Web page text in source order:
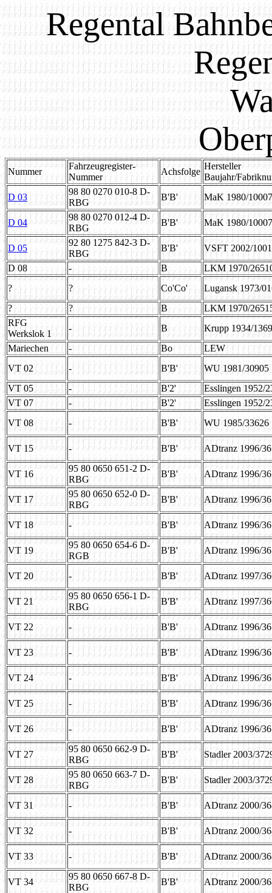
Regental
Nummer
Fahrzeugregister-
Nummer
Achsfolge
Hersteller
Baujahr/
D 03
98 80 0270 010-8 D-
RBG
B'B' MaK 1980/
D 04
98 80 0270 012-4 D-
RBG
B'B' MaK 1980/
D 05
92 80 1275 842-3 D-
RBG
B'B'
VSFT 2002/
D 08
- B
LKM 1970/
?
? Co'Co'
Lugansk 1973/
?
? B
LKM 1970/
RFG
Werkslok 1
- B
Krupp 1934/1369
Mariechen
- Bo
LEW
VT 02
- B'B'
WU 1981/30905
VT 05
- B'2'
Esslingen 1952/
VT 07
- B'2'
Esslingen 1952/
VT 08
- B'B' WU 1985/33626
VT 15 - B'B' ADtranz 1996/
VT 16
95 80 0650 651-2 D-
RBG
B'B' ADtranz 1996/
VT 17
95 80 0650 652-0 D-
RBG
B'B' ADtranz 1996/
VT 18 - B'B' ADtranz 1996/
VT 19
95 80 0650 654-6 D-
RGB
B'B' ADtranz 1996/
VT 20 - B'B' ADtranz 1997/
VT 21
95 80 0650 656-1 D-
RBG
B'B' ADtranz 1997/
VT 22 - B'B' ADtranz 1996/
VT 23 - B'B' ADtranz 1996/
VT 24 - B'B' ADtranz 1996/
VT 25 - B'B' ADtranz 1996/
VT 26 - B'B' ADtranz 1996/
VT 27
95 80 0650 662-9 D-
RBG
B'B' Stadler 2003/
VT 28
95 80 0650 663-7 D-
RBG
B'B' Stadler 2003/
VT 31 - B'B' ADtranz 2000/
VT 32 - B'B' ADtranz 2000/
VT 33 - B'B' ADtranz 2000/
VT 34
95 80 0650 667-8 D-
RBG
B'B' ADtranz 2000/